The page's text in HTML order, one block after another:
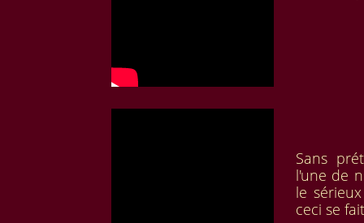
Sans
l'une de
le
ceci se